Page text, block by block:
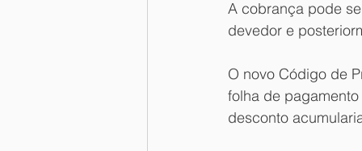
A cobrança pode
devedor e
O novo Código de
folha de
desconto